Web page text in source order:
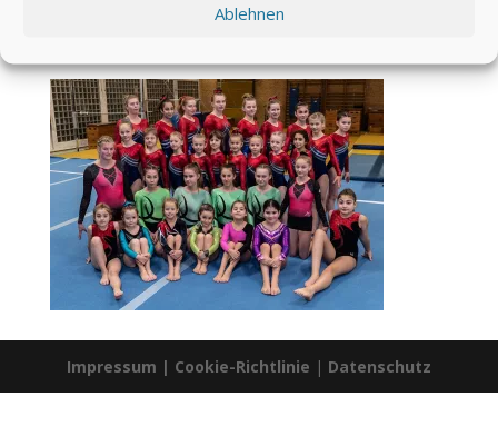
Ablehnen
Impressum | Cookie-Richtlinie | Datenschutz